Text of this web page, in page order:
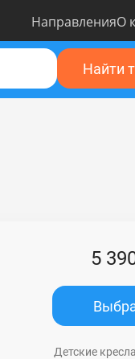
НаправленияО
Найти
5
Детские